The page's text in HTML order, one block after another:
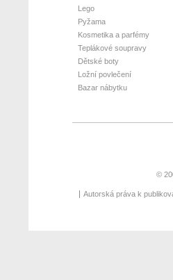
Lego
Pyžama
Kosmetika a parfémy
Teplákové soupravy
Dětské boty
Ložní povlečení
Bazar nábytku
©
Autorská práva k